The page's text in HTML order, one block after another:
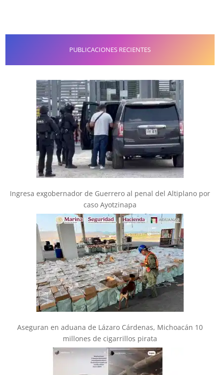
PUBLICACIONES RECIENTES
Ingresa exgobernador de Guerrero al penal del Altiplano por
caso Ayotzinapa
Aseguran en aduana de Lázaro Cárdenas, Michoacán 10
millones de cigarrillos pirata